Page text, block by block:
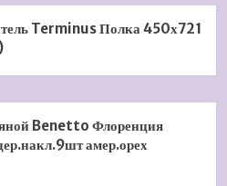
Terminus Полка 450х721
Benetto Флоренция
амер.орех